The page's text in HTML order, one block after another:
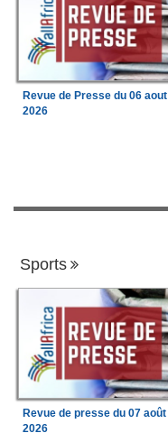
Revue de Presse du 06 aout
2026
Sports
Revue de presse du 07 août
2026